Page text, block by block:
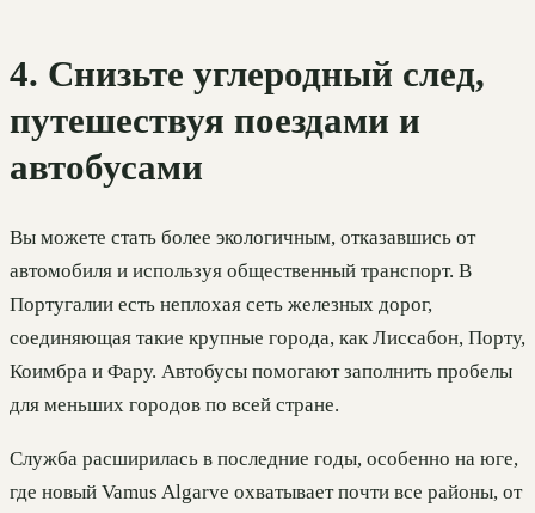
4. Снизьте углеродный след,
путешествуя поездами и
автобусами
Вы можете стать более экологичным, отказавшись от
автомобиля и используя общественный транспорт. В
Португалии есть неплохая сеть железных дорог,
соединяющая такие крупные города, как Лиссабон, Порту,
Коимбра и Фару. Автобусы помогают заполнить пробелы
для меньших городов по всей стране.
Служба расширилась в последние годы, особенно на юге,
где новый Vamus Algarve охватывает почти все районы, от